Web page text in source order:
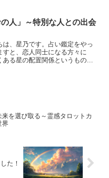
とは何か」を教わったのは、私
年生の頃までさか...
の人」～特別な人との出会
は、星乃です。占い鑑定をやっ
すと、恋人同士になる方々に
ある星の配置関係というものが
来を選び取る～霊感タロットカ
界
た！